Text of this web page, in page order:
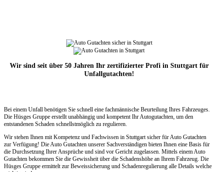
Wir sind seit über 50 Jahren Ihr zertifizierter Profi in Stuttgart für
Unfallgutachten!
Bei einem Unfall benötigen Sie schnell eine fachmännische Beurteilung Ihres Fahrzeuges.
Die Hüsges Gruppe erstellt unabhängig und kompetent Ihr Autogutachten, um den
entstandenen Schaden schnellstmöglich zu regulieren.
Wir stehen Ihnen mit Kompetenz und Fachwissen in Stuttgart sicher für Auto Gutachten
zur Verfügung! Die Auto Gutachten unserer Sachverständigen bieten Ihnen eine Basis für
die Durchsetzung Ihrer Ansprüche und sind vor Gericht zugelassen. Mittels einem Auto
Gutachten bekommen Sie die Gewissheit über die Schadenshöhe an Ihrem Fahrzeug. Die
Hüsges Gruppe ermittelt zur Beweissicherung und Schadenregulierung alle Details welche